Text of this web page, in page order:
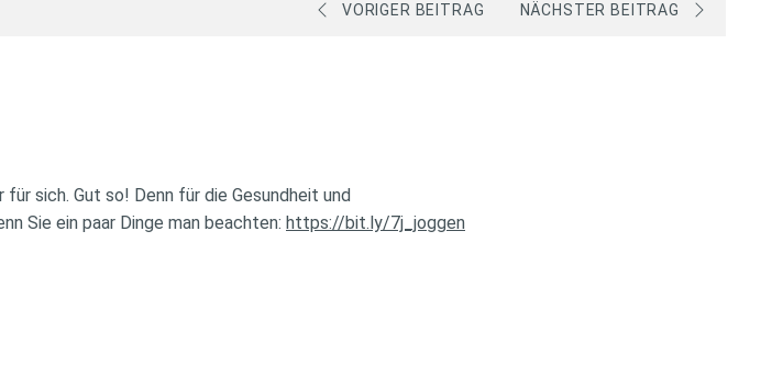
VORIGER BEITRAG NÄCHSTER BEITRAG
sich. Gut so! Denn für die Gesundheit und
Sie ein paar Dinge man beachten: https://bit.ly/7j_joggen